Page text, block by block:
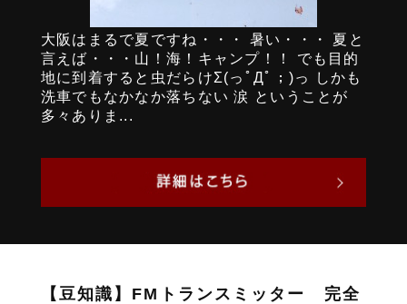
大阪はまるで夏ですね・・・ 暑い・・・ 夏と
言えば・・・山！海！キャンプ！！ でも目的
地に到着すると虫だらけΣ(っﾟДﾟ；)っ しかも
洗車でもなかなか落ちない 涙 ということが
多々ありま...
【豆知識】FMトランスミッター 完全